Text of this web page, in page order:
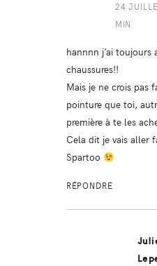
24
MIN
hannnn j’ai toujours
chaussures!!
Mais je ne crois pas
pointure que toi,
première à te les
Cela dit je vais aller
Spartoo
RÉPONDRE